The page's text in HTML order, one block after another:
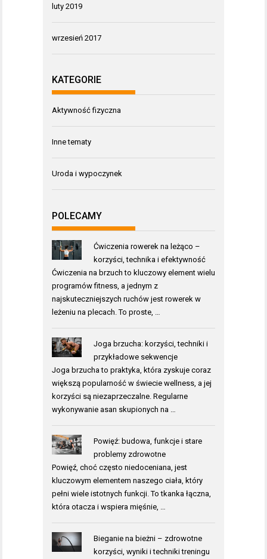
luty 2019
wrzesień 2017
KATEGORIE
Aktywność fizyczna
Inne tematy
Uroda i wypoczynek
POLECAMY
Ćwiczenia rowerek na leżąco –
korzyści, technika i efektywność
Ćwiczenia na brzuch to kluczowy element wielu
programów fitness, a jednym z
najskuteczniejszych ruchów jest rowerek w
leżeniu na plecach. To proste, …
Joga brzucha: korzyści, techniki i
przykładowe sekwencje
Joga brzucha to praktyka, która zyskuje coraz
większą popularność w świecie wellness, a jej
korzyści są niezaprzeczalne. Regularne
wykonywanie asan skupionych na …
Powięź: budowa, funkcje i stare
problemy zdrowotne
Powięź, choć często niedoceniana, jest
kluczowym elementem naszego ciała, który
pełni wiele istotnych funkcji. To tkanka łączna,
która otacza i wspiera mięśnie, …
Bieganie na bieżni – zdrowotne
korzyści, wyniki i techniki treningu